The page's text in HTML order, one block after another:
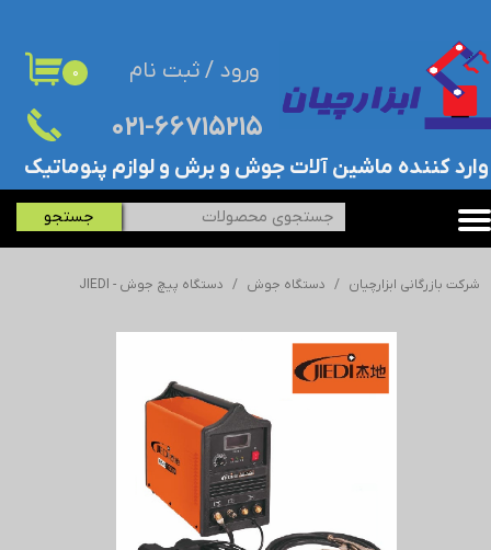
۰۲۱-۶۶۷۱۵۲۱۵​​​​​​​
جستجو
۰
​وارد کننده ماشین آلات جوش و برش و لوازم پنوماتیک
ورود / ثبت نام
حساب کاربری من
تغییر گذر واژه
خروج از حساب کاربری
شرکت بازرگانی ابزارچیان دستگاه جوش دستگاه پیچ جوش - JIEDI